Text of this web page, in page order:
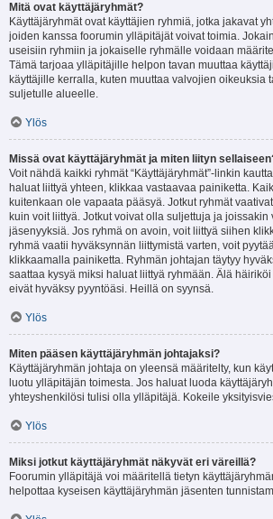
Mitä ovat käyttäjäryhmät?
Käyttäjäryhmät ovat käyttäjien ryhmiä, jotka jakavat
joiden kanssa foorumin ylläpitäjät voivat toimia.
useisiin ryhmiin ja jokaiselle ryhmälle voidaan
Tämä tarjoaa ylläpitäjille helpon tavan muuttaa
käyttäjille kerralla, kuten muuttaa valvojien oikeuksia
suljetulle alueelle.
Ylös
Missä ovat käyttäjäryhmät ja miten liityn
Voit nähdä kaikki ryhmät “Käyttäjäryhmät”-linkin
haluat liittyä yhteen, klikkaa vastaavaa painiketta.
kuitenkaan ole vapaata pääsyä. Jotkut ryhmät
kuin voit liittyä. Jotkut voivat olla suljettuja ja
jäsenyyksiä. Jos ryhmä on avoin, voit liittyä siihen
ryhmä vaatii hyväksynnän liittymistä varten, voit
klikkaamalla painiketta. Ryhmän johtajan täytyy
saattaa kysyä miksi haluat liittyä ryhmään. Älä
eivät hyväksy pyyntöäsi. Heillä on syynsä.
Ylös
Miten pääsen käyttäjäryhmän johtajaksi?
Käyttäjäryhmän johtaja on yleensä määritelty, kun
luotu ylläpitäjän toimesta. Jos haluat luoda
yhteyshenkilösi tulisi olla ylläpitäjä. Kokeile
Ylös
Miksi jotkut käyttäjäryhmät näkyvät eri väreillä?
Foorumin ylläpitäjä voi määritellä tietyn
helpottaa kyseisen käyttäjäryhmän jäsenten